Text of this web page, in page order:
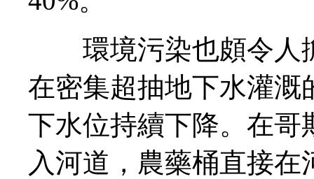
環境污染也頗令人
在密集超抽地下水灌溉
下水位持續下降。在哥
入河道，農藥桶直接